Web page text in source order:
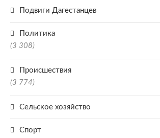
Подвиги Дагестанцев
Политика
(3 308)
Происшествия
(3 774)
Сельское хозяйство
Спорт